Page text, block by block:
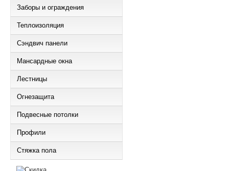
Заборы и ограждения
Теплоизоляция
Сэндвич панели
Мансардные окна
Лестницы
Огнезащита
Подвесные потолки
Профили
Стяжка пола